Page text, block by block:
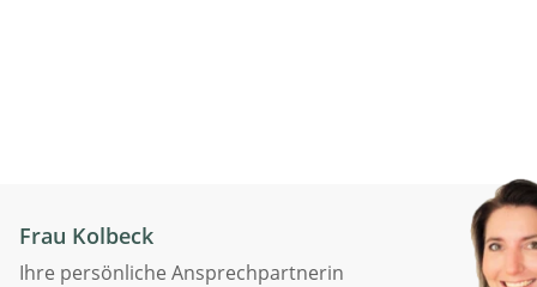
Frau Kolbeck
Ihre persönliche Ansprechpartnerin